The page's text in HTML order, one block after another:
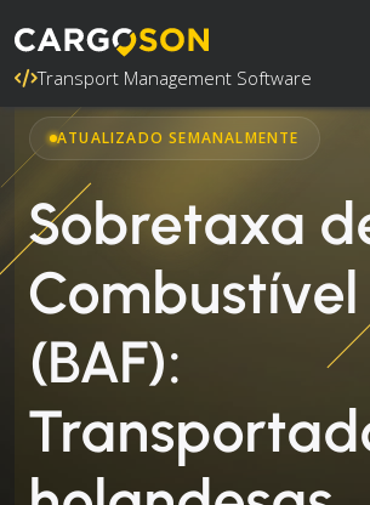
Transport Management Software
ATUALIZADO SEMANALMENTE
Sobretaxa
Combustível
(BAF):